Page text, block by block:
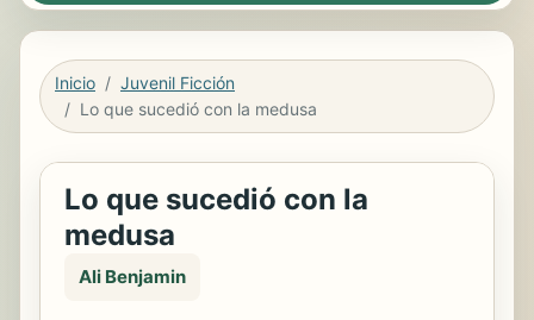
Inicio
Juvenil Ficción
Lo que sucedió con la medusa
Lo que sucedió con la
medusa
Ali Benjamin